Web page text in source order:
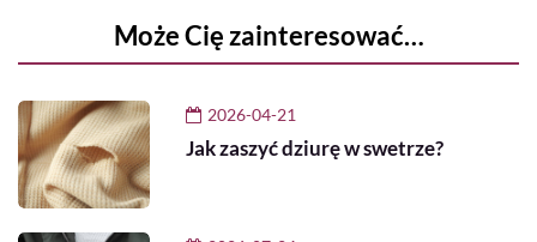
Może Cię zainteresować…
2026-04-21
Jak zaszyć dziurę w swetrze?